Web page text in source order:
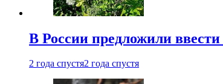
В России предложили
2 года спустя2 года спустя